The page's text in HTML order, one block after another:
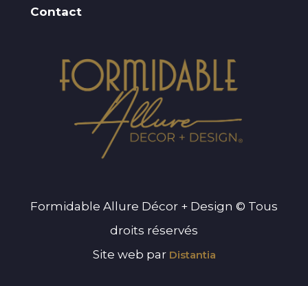
Contact
Formidable Allure Décor + Design © Tous
droits réservés
Site web par Distantia